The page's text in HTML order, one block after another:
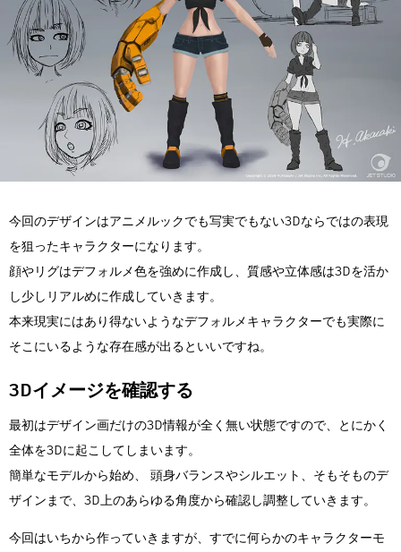
今回のデザインはアニメルックでも写実でもない3Dならではの表現
を狙ったキャラクターになります。
顔やリグはデフォルメ色を強めに作成し、質感や立体感は3Dを活か
し少しリアルめに作成していきます。
本来現実にはあり得ないようなデフォルメキャラクターでも実際に
そこにいるような存在感が出るといいですね。
3Dイメージを確認する
最初はデザイン画だけの3D情報が全く無い状態ですので、とにかく
全体を3Dに起こしてしまいます。
簡単なモデルから始め、 頭身バランスやシルエット、そもそものデ
ザインまで、3D上のあらゆる角度から確認し調整していきます。
今回はいちから作っていきますが、すでに何らかのキャラクターモ